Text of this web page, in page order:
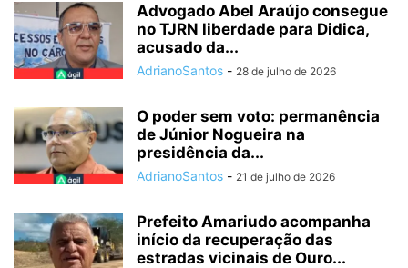
Advogado Abel Araújo consegue
no TJRN liberdade para Didica,
acusado da...
AdrianoSantos - 28 de julho de 2026
O poder sem voto: permanência
de Júnior Nogueira na
presidência da...
AdrianoSantos - 21 de julho de 2026
Prefeito Amariudo acompanha
início da recuperação das
estradas vicinais de Ouro...